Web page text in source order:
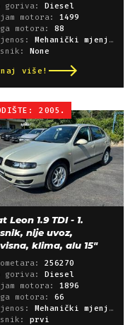
goriva: Diesel
motora: 1499
motora: 88
Mehanički mjenjač
None
više!
2005.
Leon 1.9 TDI - 1.
nije uvoz,
klima, alu 15"
256270
goriva: Diesel
motora: 1896
motora: 66
Mehanički mjenjač
prvi